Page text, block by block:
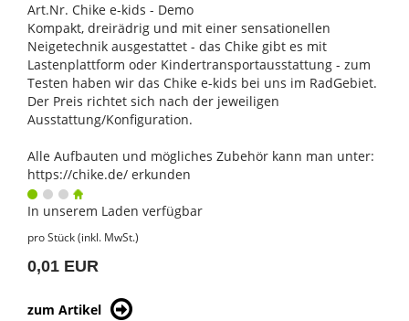
Art.Nr. Chike e-kids - Demo
Kompakt, dreirädrig und mit einer sensationellen
Neigetechnik ausgestattet - das Chike gibt es mit
Lastenplattform oder Kindertransportausstattung - zum
Testen haben wir das Chike e-kids bei uns im RadGebiet.
Der Preis richtet sich nach der jeweiligen
Ausstattung/Konfiguration.
Alle Aufbauten und mögliches Zubehör kann man unter:
https://chike.de/ erkunden
In unserem Laden verfügbar
pro Stück (inkl. MwSt.)
0,01 EUR
zum Artikel